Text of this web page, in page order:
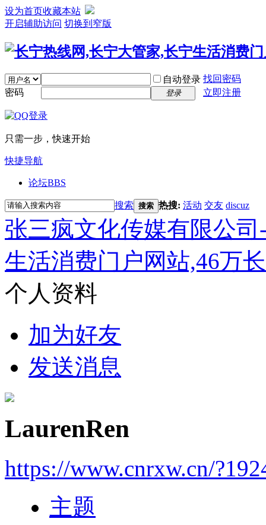
设为首页收藏本站
开启辅助访问 切换到窄版
自动登录 找回密码
密码
登录 立即注册
只需一步，快速开始
快捷导航
论坛BBS
搜索 搜索 热搜: 活动 交友 discuz
张三疯文化传媒有限公
生活消费门户网站,46万
个人资料
加为好友
发送消息
LaurenRen
https://www.cnrxw.cn/
主题